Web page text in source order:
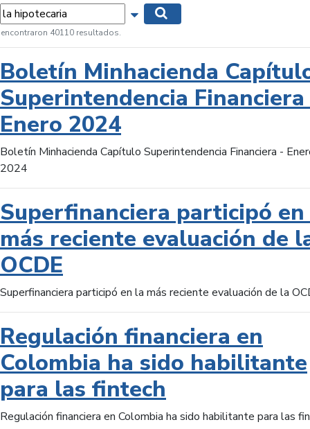
Mostrar opciones de búsqueda
encontraron 40110 resultados.
Boletín Minhacienda
Superintendencia
Enero 2024
Boletín Minhacienda Capítulo Superintendencia Financiera -
2024
Superfinanciera participó
más reciente evaluación de
OCDE
Superfinanciera participó en la más reciente evaluación de la
Regulación financiera en
Colombia ha sido habilitante
para las fintech
Regulación financiera en Colombia ha sido habilitante para las